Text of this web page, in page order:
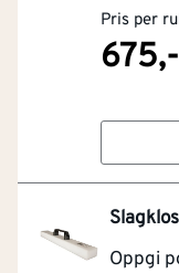
Pris per
675,-
Oppgi